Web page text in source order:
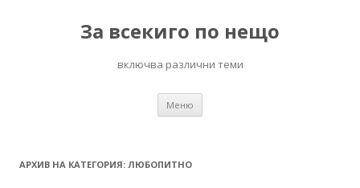
За всекиго по нещо
включва различни теми
Меню
АРХИВ НА КАТЕГОРИЯ: ЛЮБОПИТНО